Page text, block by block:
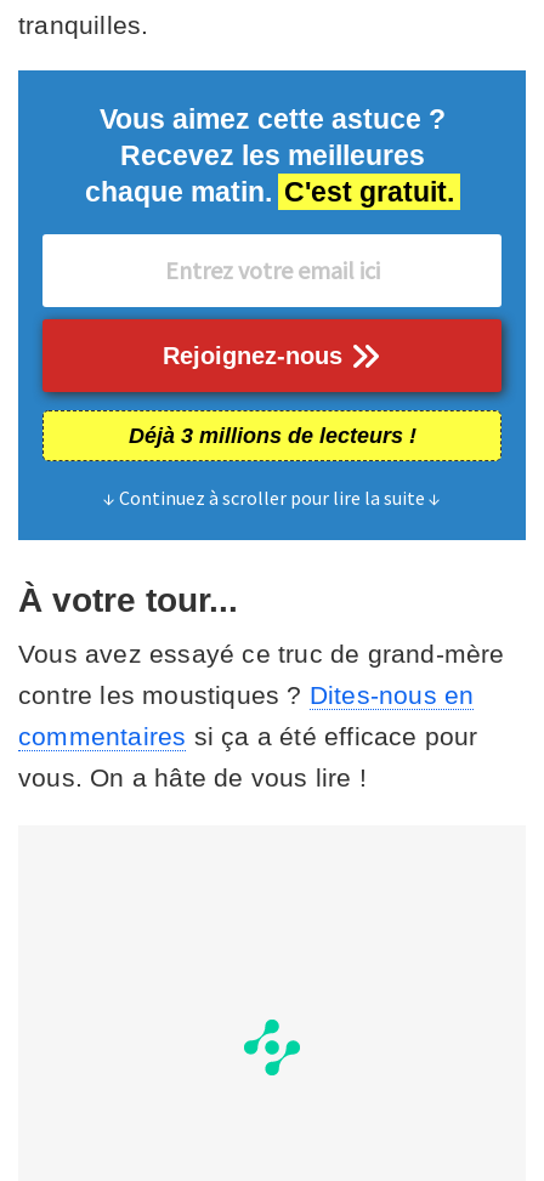
tranquilles.
Vous aimez cette astuce ?
Recevez les meilleures
chaque matin. C'est gratuit.
Rejoignez-nous
Déjà 3 millions de lecteurs !
↓ Continuez à scroller pour lire la suite ↓
À votre tour...
Vous avez essayé ce truc de grand-mère
contre les moustiques ? Dites-nous en
commentaires si ça a été efficace pour
vous. On a hâte de vous lire !